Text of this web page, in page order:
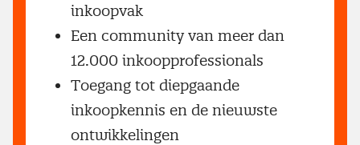
inkoopvak
Een community van meer dan
12.000 inkoopprofessionals
Toegang tot diepgaande
inkoopkennis en de nieuwste
ontwikkelingen